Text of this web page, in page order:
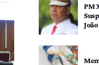
PM